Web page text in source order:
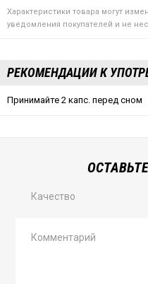
Характеристики товара могут
уведомления покупателей и не
РЕКОМЕНДАЦИИ К
Принимайте 2 капс. перед сном
Качество